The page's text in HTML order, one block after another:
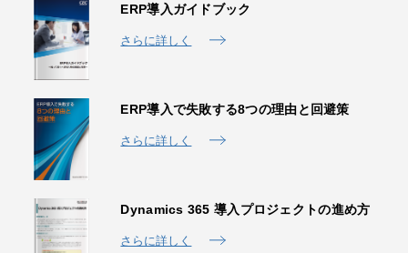
ERP導入ガイドブック
さらに詳しく
ERP導入で失敗する8つの理由と回避策
さらに詳しく
Dynamics 365 導入プロジェクトの進め方
さらに詳しく